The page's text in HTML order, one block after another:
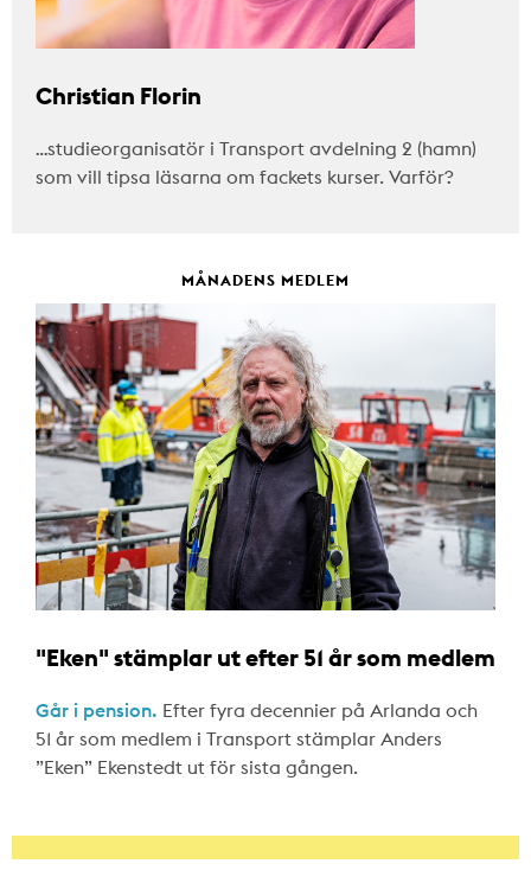
Christian Florin
…studieorganisatör i Transport avdelning 2 (hamn)
som vill tipsa läsarna om fackets kurser. Varför?
MÅNADENS MEDLEM
"Eken" stämplar ut efter 51 år som medlem
Går i pension. Efter fyra decennier på Arlanda och
51 år som medlem i Transport stämplar Anders
”Eken” Ekenstedt ut för sista gången.